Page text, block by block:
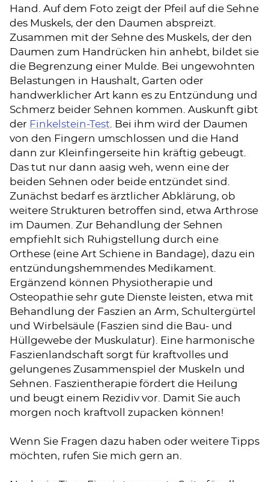
Hand. Auf dem Foto zeigt der Pfeil auf die Sehne
des Muskels, der den Daumen abspreizt.
Zusammen mit der Sehne des Muskels, der den
Daumen zum Handrücken hin anhebt, bildet sie
die Begrenzung einer Mulde. Bei ungewohnten
Belastungen in Haushalt, Garten oder
handwerklicher Art kann es zu Entzündung und
Schmerz beider Sehnen kommen. Auskunft gibt
der Finkelstein-Test . Bei ihm wird der Daumen
von den Fingern umschlossen und die Hand
dann zur Kleinfingerseite hin kräftig gebeugt.
Das tut nur dann aasig weh, wenn eine der
beiden Sehnen oder beide entzündet sind.
Zunächst bedarf es ärztlicher Abklärung, ob
weitere Strukturen betroffen sind, etwa Arthrose
im Daumen. Zur Behandlung der Sehnen
empfiehlt sich Ruhigstellung durch eine
Orthese (eine Art Schiene in Bandage), dazu ein
entzündungshemmendes Medikament.
Ergänzend können Physiotherapie und
Osteopathie sehr gute Dienste leisten, etwa mit
Behandlung der Faszien an Arm, Schultergürtel
und Wirbelsäule (Faszien sind die Bau- und
Hüllgewebe der Muskulatur). Eine harmonische
Faszienlandschaft sorgt für kraftvolles und
gelungenes Zusammenspiel der Muskeln und
Sehnen. Faszientherapie fördert die Heilung
und beugt einem Rezidiv vor. Damit Sie auch
morgen noch kraftvoll zupacken können!
Wenn Sie Fragen dazu haben oder weitere Tipps
möchten, rufen Sie mich gern an.